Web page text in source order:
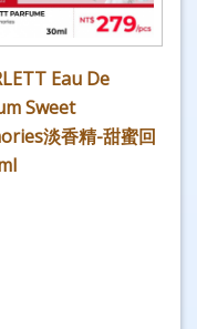
Eau De
Sweet
淡香精-甜蜜回